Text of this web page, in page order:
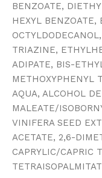
BENZOATE,
HEXYL BENZOATE,
TRIAZINE,
ADIPATE, BIS-
METHOXYPHENYL
AQUA, ALCOHOL
MALEATE/
VINIFERA SEED
ACETATE, 2,6-
CAPRYLIC/CAPRIC